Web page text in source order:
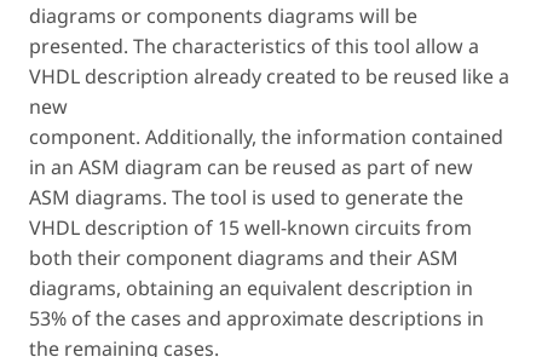
diagrams or components diagrams will be
presented. The characteristics of this tool allow a
VHDL description already created to be reused like a
new
component. Additionally, the information contained
in an ASM diagram can be reused as part of new
ASM diagrams. The tool is used to generate the
VHDL description of 15 well-known circuits from
both their component diagrams and their ASM
diagrams, obtaining an equivalent description in
53% of the cases and approximate descriptions in
the remaining cases.